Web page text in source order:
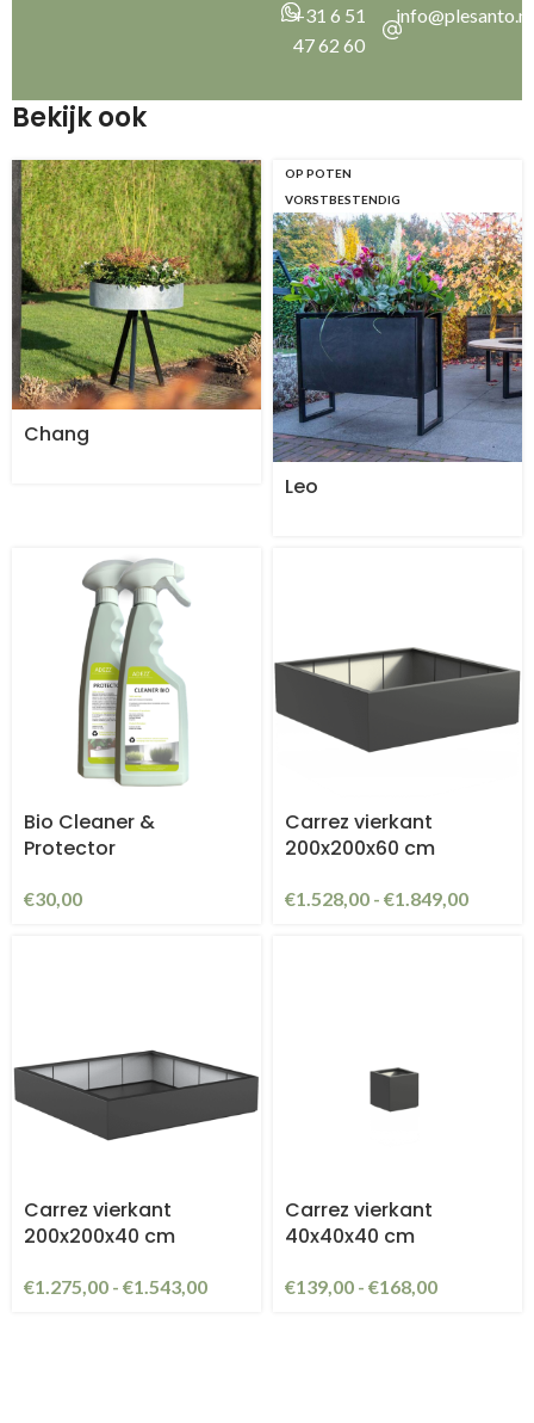
+31 6 51
47 62 60
info@plesanto.nl
Bekijk ook
Chang
OP POTEN
VORSTBESTENDIG
Leo
Bio Cleaner &
Protector
€30,00
Carrez vierkant
200x200x60 cm
€1.528,00 - €1.849,00
Carrez vierkant
200x200x40 cm
€1.275,00 - €1.543,00
Carrez vierkant
40x40x40 cm
€139,00 - €168,00